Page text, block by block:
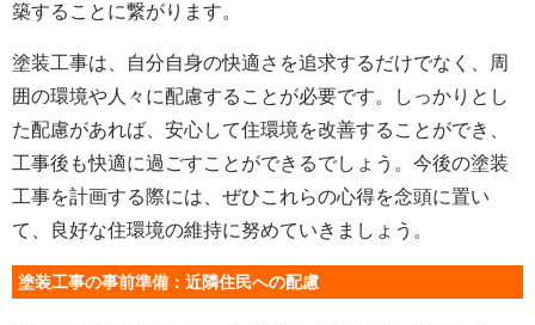
築することに繋がります。
塗装工事は、自分自身の快適さを追求するだけでなく、周
囲の環境や人々に配慮することが必要です。しっかりとし
た配慮があれば、安心して住環境を改善することができ、
工事後も快適に過ごすことができるでしょう。今後の塗装
工事を計画する際には、ぜひこれらの心得を念頭に置い
て、良好な住環境の維持に努めていきましょう。
塗装工事の事前準備：近隣住民への配慮